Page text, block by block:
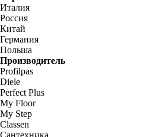
Италия
Россия
Китай
Германия
Польша
Производитель
Profilpas
Diele
Perfect Plus
My Floor
My Step
Classen
Сантехника